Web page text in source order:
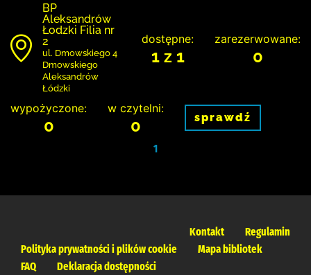
BP
Aleksandrów
Łodzki Filia nr
2
ul. Dmowskiego 4
Dmowskiego
Aleksandrów
Łódzki
dostępne:
1 z 1
zarezerwowane:
0
wypożyczone:
0
w czytelni:
0 sprawdź
1
Kontakt
Regulamin
Polityka prywatności i plików cookie
Mapa bibliotek
FAQ
Deklaracja dostępności